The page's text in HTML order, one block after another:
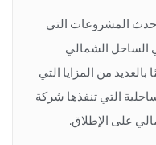
المشروعات التي
الساحل الشمالي
من المزايا التي
التي تنفذها شركة
على الإطلاق.